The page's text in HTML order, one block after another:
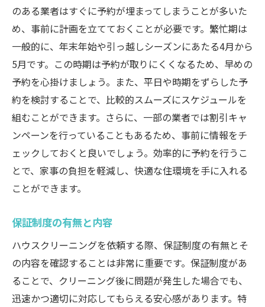
のある業者はすぐに予約が埋まってしまうことが多いた
め、事前に計画を立てておくことが必要です。繁忙期は
一般的に、年末年始や引っ越しシーズンにあたる4月から
5月です。この時期は予約が取りにくくなるため、早めの
予約を心掛けましょう。また、平日や時期をずらした予
約を検討することで、比較的スムーズにスケジュールを
組むことができます。さらに、一部の業者では割引キャ
ンペーンを行っていることもあるため、事前に情報をチ
ェックしておくと良いでしょう。効率的に予約を行うこ
とで、家事の負担を軽減し、快適な住環境を手に入れる
ことができます。
保証制度の有無と内容
ハウスクリーニングを依頼する際、保証制度の有無とそ
の内容を確認することは非常に重要です。保証制度があ
ることで、クリーニング後に問題が発生した場合でも、
迅速かつ適切に対応してもらえる安心感があります。特